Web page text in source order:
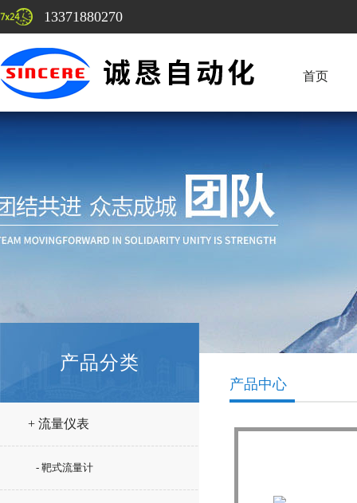
13371880270
首页
产品分类
+ 流量仪表
- 靶式流量计
产品中心